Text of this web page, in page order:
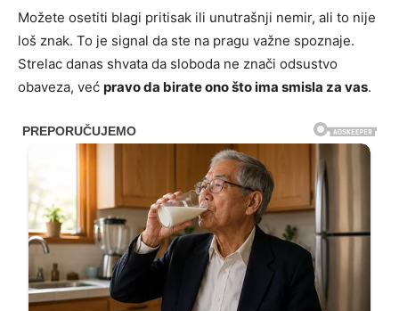
Možete osetiti blagi pritisak ili unutrašnji nemir, ali to nije
loš znak. To je signal da ste na pragu važne spoznaje.
Strelac danas shvata da sloboda ne znači odsustvo
obaveza, već pravo da birate ono što ima smisla za vas.